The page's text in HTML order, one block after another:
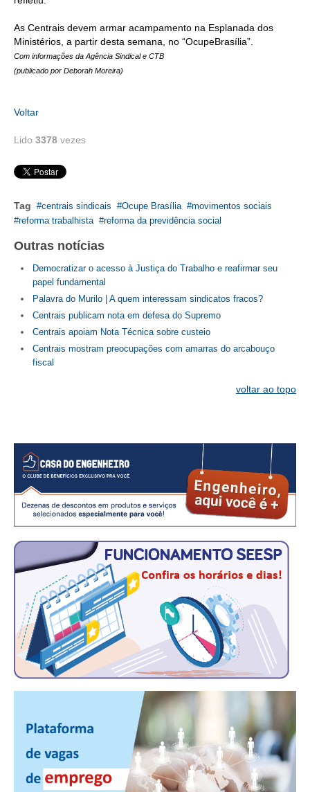
CAMPANHAS SALARIAIS
COMUNICAÇÃO
NOTÍCIAS
CONTEÚDO ESPECIAL
JORNAL DO ENGENHEIRO
SEESP NOTÍCIAS
FOTOS
PUBLICAÇÕES
PUBLICIDADE
MANUAL DE REDAÇÃO
CADASTRO
ATUALIZAÇÃO CADASTRAL
As Centrais devem armar acampamento na Esplanada dos
Ministérios, a partir desta semana, no “OcupeBrasília”.
Com informações daAgência Sindical e CTB
(publicado por Deborah Moreira)
Voltar
Lido 3378 vezes
Tag centrais sindicais Ocupe Brasília
movimentos sociais
reforma trabalhista
reforma da previdência social
Outras notícias
Democratizar o acesso à Justiça do Trabalho e reafirmar seu
papel fundamental
Palavra do Murilo | A quem interessam sindicatos fracos?
Centrais publicam nota em defesa do Supremo
Centrais apoiam Nota Técnica sobre custeio
Centrais mostram preocupações com amarras do arcabouço
fiscal
voltar ao topo